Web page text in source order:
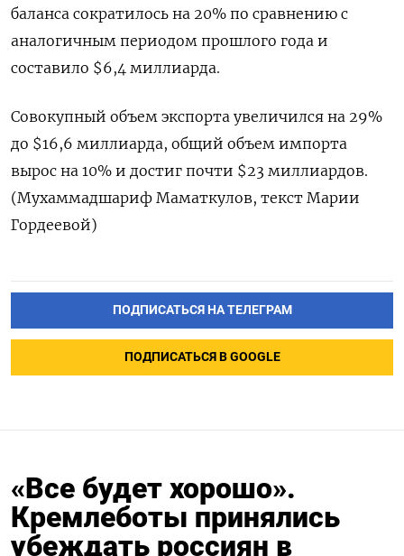
баланса сократилось на 20% по сравнению с
аналогичным периодом прошлого года и
составило $6,4 миллиарда.
Совокупный объем экспорта увеличился на 29%
до $16,6 миллиарда, общий объем импорта
вырос на 10% и достиг почти $23 миллиардов.
(Мухаммадшариф Маматкулов, текст Марии
Гордеевой)
ПОДПИСАТЬСЯ НА ТЕЛЕГРАМ
ПОДПИСАТЬСЯ В GOOGLE
«Все будет хорошо».
Кремлеботы принялись
убеждать россиян в